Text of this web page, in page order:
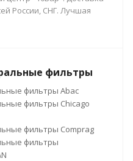
России, СНГ. Лучшая
фильтры
фильтры Abac
фильтры Chicago
фильтры Comprag
фильтры